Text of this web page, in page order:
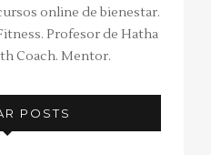
online de bienestar.
Profesor de Hatha
Coach. Mentor.
POSTS